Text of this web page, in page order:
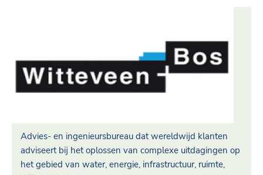
Advies- en ingenieursbureau dat wereldwijd klanten
adviseert bij het oplossen van complexe uitdagingen op
het gebied van water, energie, infrastructuur, ruimte,